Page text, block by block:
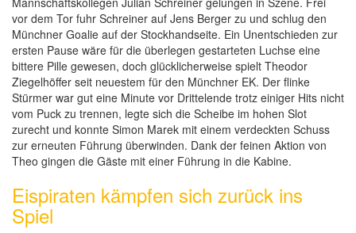
vor dem Tor fuhr Schreiner auf Jens Berger zu und schlug den
Münchner Goalie auf der Stockhandseite. Ein Unentschieden zur
ersten Pause wäre für die überlegen gestarteten Luchse eine
bittere Pille gewesen, doch glücklicherweise spielt Theodor
Ziegelhöffer seit neuestem für den Münchner EK. Der flinke
Stürmer war gut eine Minute vor Drittelende trotz einiger Hits nicht
vom Puck zu trennen, legte sich die Scheibe im hohen Slot
zurecht und konnte Simon Marek mit einem verdeckten Schuss
zur erneuten Führung überwinden. Dank der feinen Aktion von
Theo gingen die Gäste mit einer Führung in die Kabine.
Eispiraten kämpfen sich zurück ins
Spiel